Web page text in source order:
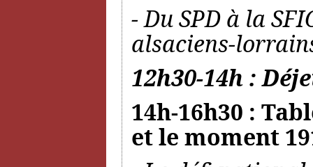
- Du SPD à la
alsaciens-
12h30-14h :
14h-16h30 :
et le moment